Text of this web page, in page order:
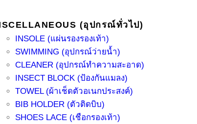
(อุปกรณ์ทั่วไป)
INSOLE (แผ่นรองรองเท้า)
SWIMMING (อุปกรณ์ว่ายน้ำ)
CLEANER (อุปกรณ์ทำความสะอาด)
INSECT BLOCK (ป้องกันแมลง)
TOWEL (ผ้าเช็ดตัวอเนกประสงค์)
BIB HOLDER (ตัวติดบิบ)
SHOES LACE (เชือกรองเท้า)